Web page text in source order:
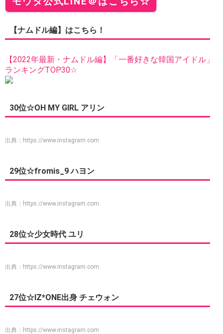
【ナムドル編】はこちら！
【2022年最新・ナムドル編】「一番好きな韓国アイドル」
ランキングTOP30☆
30位☆OH MY GIRL アリン
出典： https://www.instagram.com
29位☆fromis_9 ハヨン
出典： https://www.instagram.com
28位☆少女時代 ユリ
出典： https://www.instagram.com
27位☆IZ*ONE出身 チェウォン
出典： https://www.instagram.com